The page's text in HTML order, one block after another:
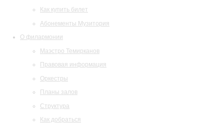
Как купить билет
Абонементы Музитория
О филармонии
Маэстро Темирканов
Правовая информация
Оркестры
Планы залов
Структура
Как добраться